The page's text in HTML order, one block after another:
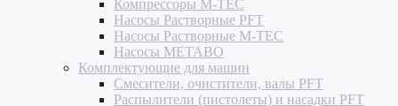
Компрессоры M-TEC
Насосы Растворные PFT
Насосы Растворные M-TEC
Насосы METABO
Комплектующие для машин
Смесители, очистители, валы PFT
Распылители (пистолеты) и насадки PFT